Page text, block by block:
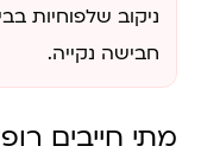
ניקוב שלפוחיות
חבישה נקייה.
מתי חייבים